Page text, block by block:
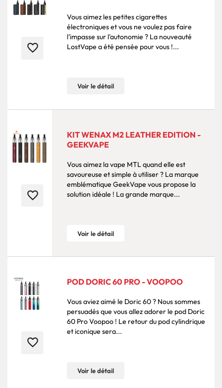
favorite_border
Vous aimez les petites cigarettes
électroniques et vous ne voulez pas faire
l'impasse sur l'autonomie ? La nouveauté
LostVape a été pensée pour vous !...
Voir le détail
favorite_border
KIT WENAX M2 LEATHER EDITION -
GEEKVAPE
Vous aimez la vape MTL quand elle est
savoureuse et simple à utiliser ? La marque
emblématique GeekVape vous propose la
solution idéale ! La grande marque...
Voir le détail
favorite_border
POD DORIC 60 PRO - VOOPOO
Vous aviez aimé le Doric 60 ? Nous sommes
persuadés que vous allez adorer le pod Doric
60 Pro Voopoo ! Le retour du pod cylindrique
et iconique sera...
Voir le détail